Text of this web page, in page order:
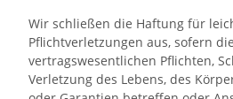
Wir schließen die Haftung für
Pflichtverletzungen aus, sofern
vertragswesentlichen Pflichten,
Verletzung des Lebens, des